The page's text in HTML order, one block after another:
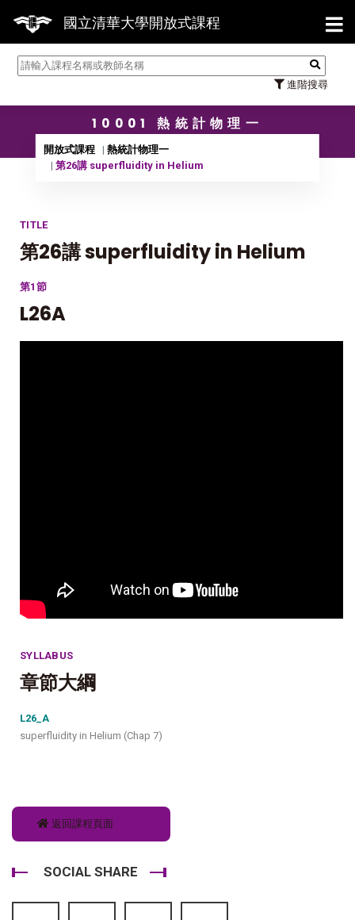
國立清華大學開放式課程
進階搜尋
【
10001 熱統計物理一
開放式課程
熱統計物理一
第26講 superfluidity in Helium
TITLE
第26講 superfluidity in Helium
第1節
L26A
SYLLABUS
章節大綱
L26_A
superfluidity in Helium (Chap 7)
返回課程頁面
SOCIAL SHARE